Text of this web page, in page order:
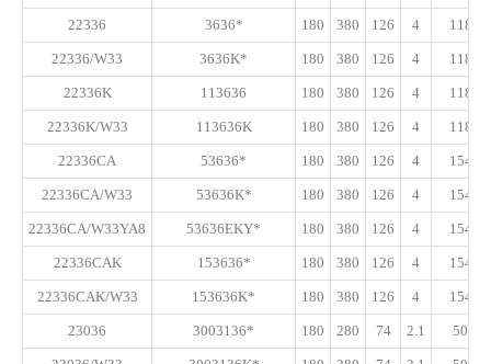
22336 3636* 180 380 126 4 1180
22336/W33 3636K* 180 380 126 4 1180
22336K 113636 180 380 126 4 1180
22336K/W33 113636K 180 380 126 4 1180
22336CA 53636* 180 380 126 4 1540
22336CA/W33 53636K* 180 380 126 4 1540
22336CA/W33YA8 53636EKY* 180 380 126 4 1540
22336CAK 153636* 180 380 126 4 1540
22336CAK/W33 153636K* 180 380 126 4 1540
23036 3003136* 180 280 74 2.1 500